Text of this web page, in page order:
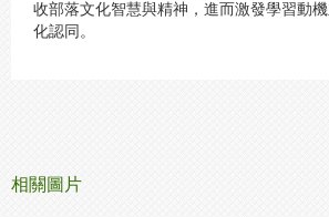
收部落文化智慧與精神，進而激發學習動
化認同。
相關圖片